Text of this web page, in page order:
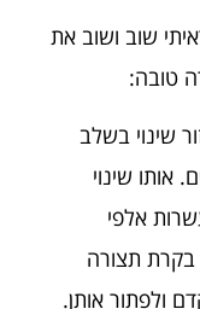
שוב ושוב את
טובה:
שינוי בשלב
אותו שינוי
אלפי
בקרת תצורה
ולפתור אותן.